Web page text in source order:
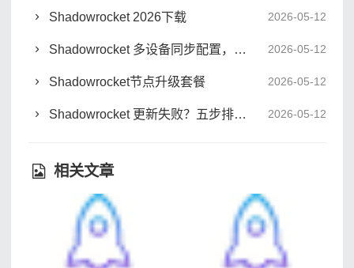
Shadowrocket 2026下载 2026-05-12
Shadowrocket 多设备同步配置，三端无缝切换实战 2026-05-12
Shadowrocket节点升级套餐 2026-05-12
Shadowrocket 更新失败？五步排查与节点切换实战 2026-05-12
相关文章